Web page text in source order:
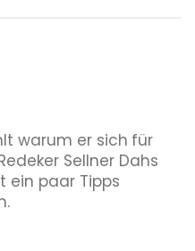
warum er sich für
Sellner Dahs
ein paar Tipps